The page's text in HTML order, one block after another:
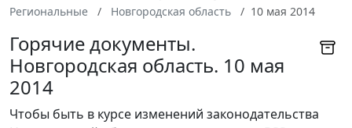
Региональные
Новгородская область 10 мая 2014
Горячие документы.
Новгородская область. 10 мая
2014
Чтобы быть в курсе изменений законодательства